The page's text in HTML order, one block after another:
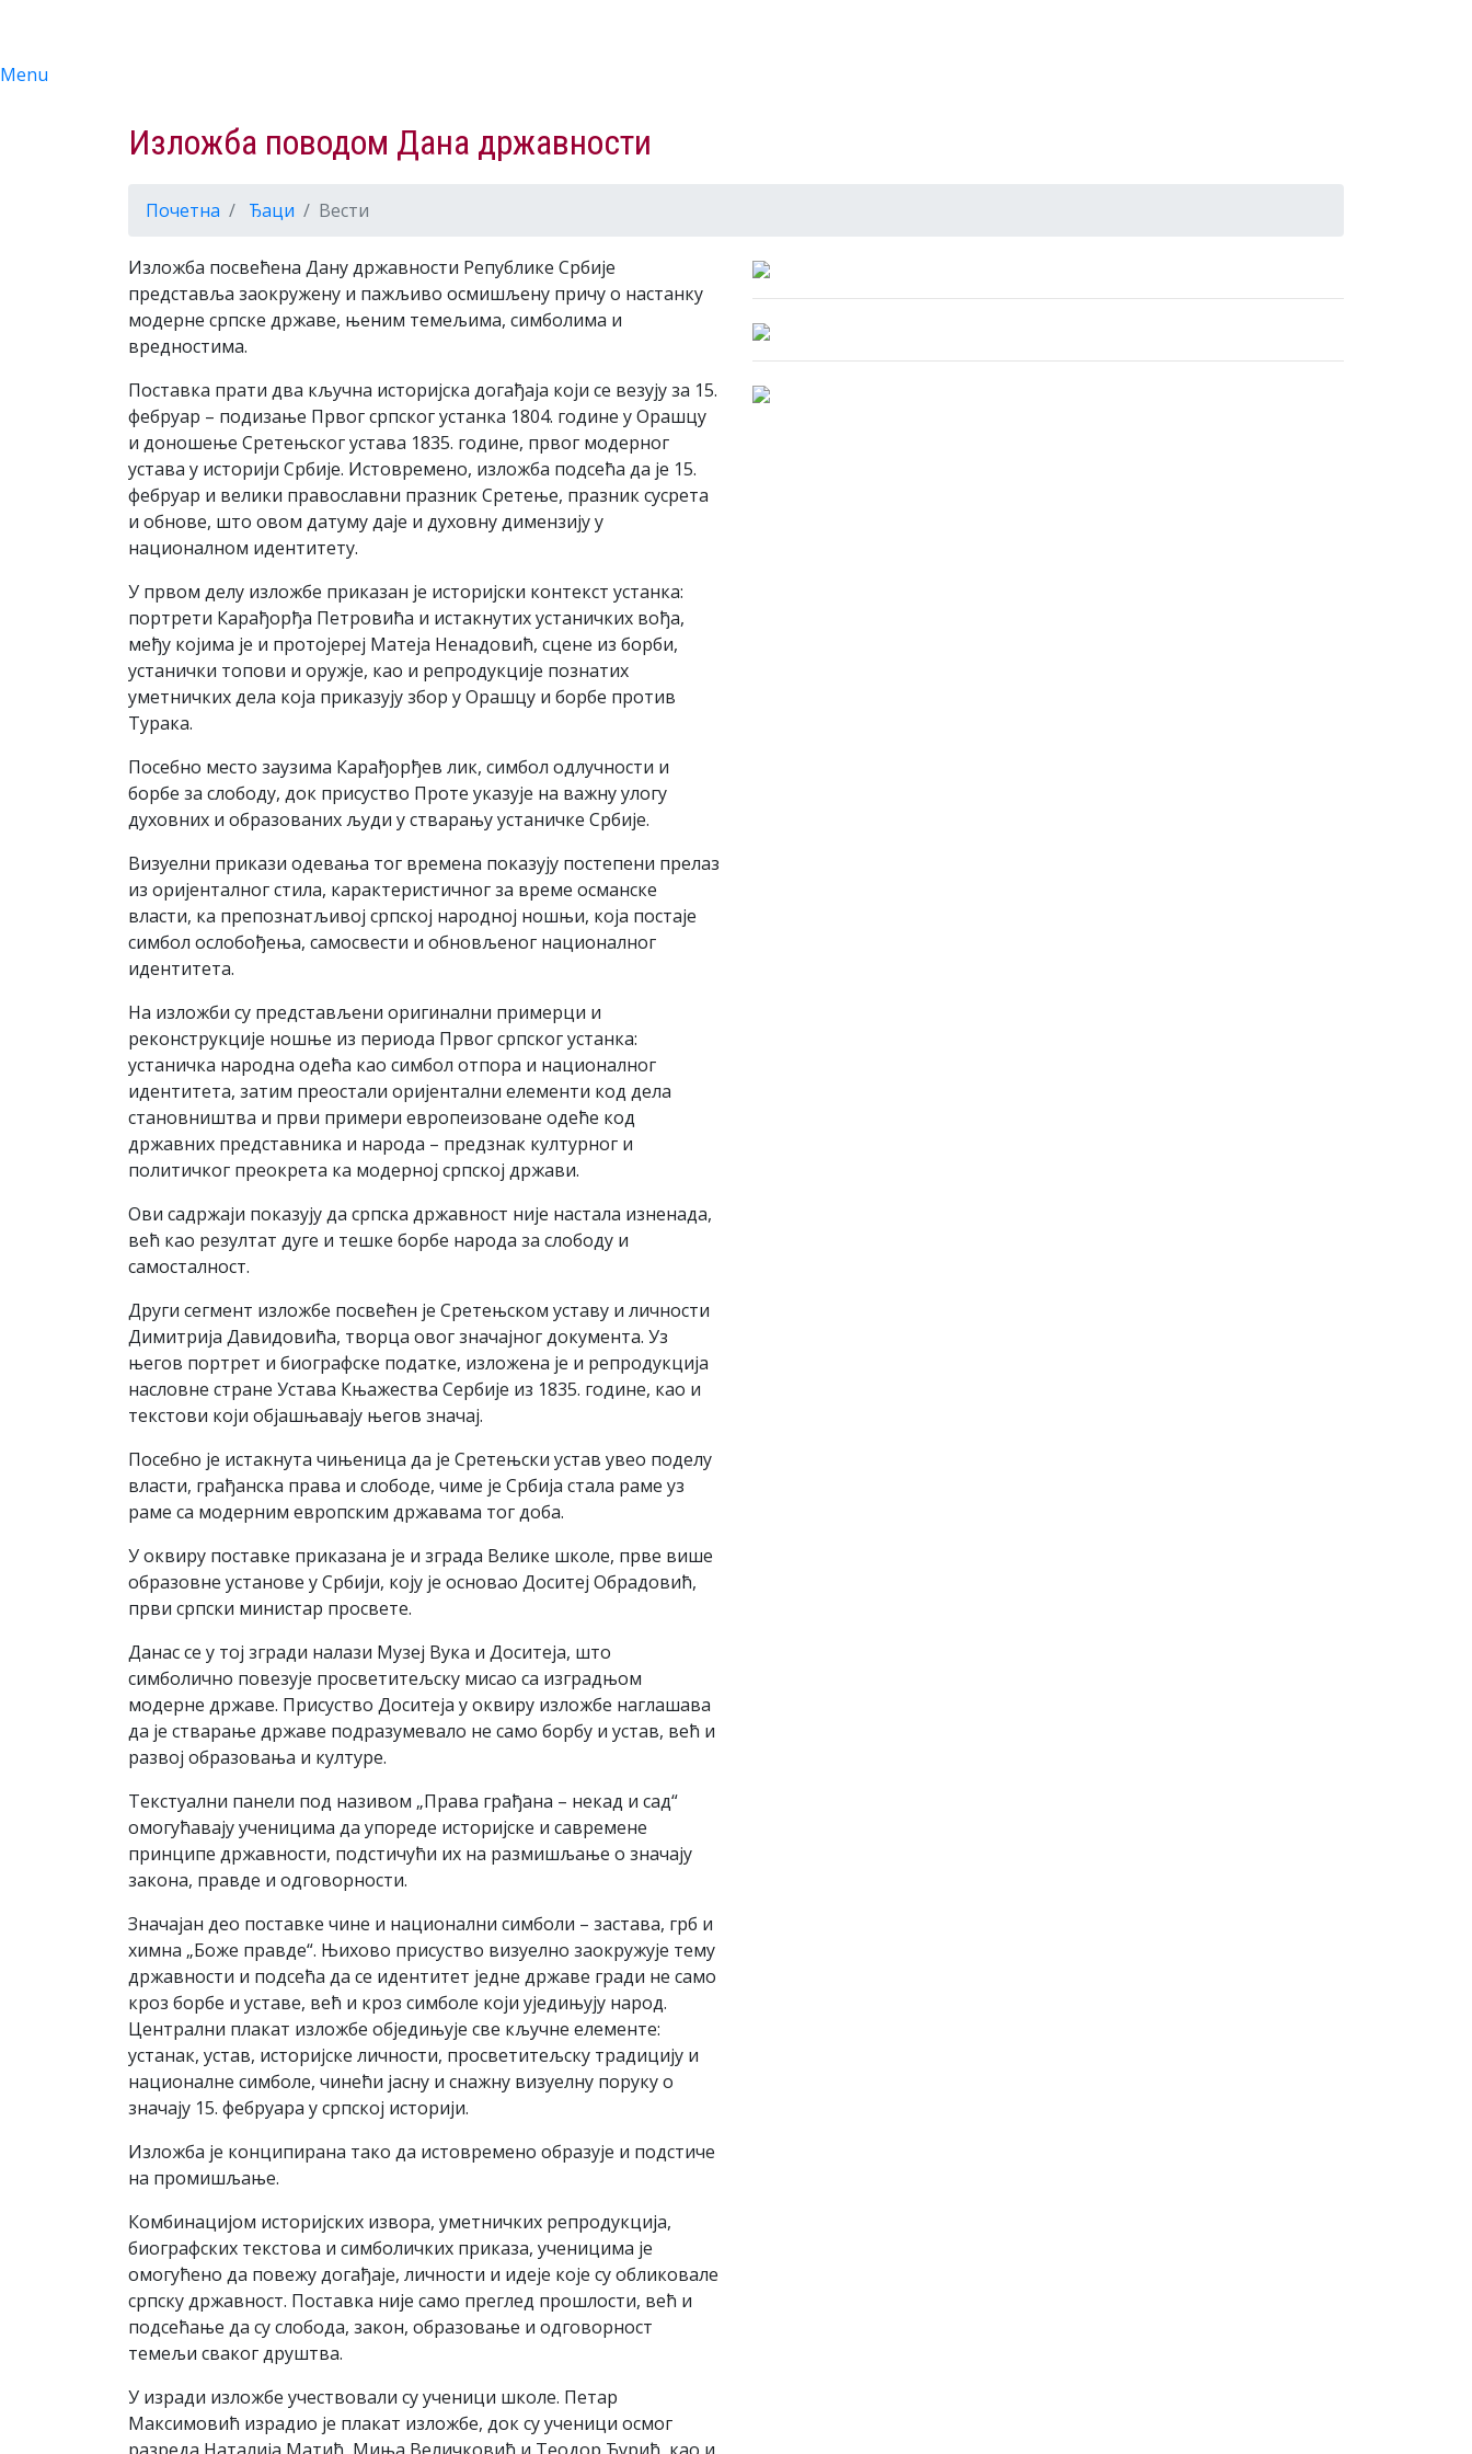
Menu
Изложба поводом Дана државности
Почетна Ђаци Вести
Изложба посвећена Дану државности Републике Србије
представља заокружену и пажљиво осмишљену причу о настанку
модерне српске државе, њеним темељима, симболима и
вредностима.
Поставка прати два кључна историјска догађаја који се везују за 15.
фебруар – подизање Првог српског устанка 1804. године у Орашцу
и доношење Сретењског устава 1835. године, првог модерног
устава у историји Србије. Истовремено, изложба подсећа да је 15.
фебруар и велики православни празник Сретење, празник сусрета
и обнове, што овом датуму даје и духовну димензију у
националном идентитету.
У првом делу изложбе приказан је историјски контекст устанка:
портрети Карађорђа Петровића и истакнутих устаничких вођа,
међу којима је и протојереј Матеја Ненадовић, сцене из борби,
устанички топови и оружје, као и репродукције познатих
уметничких дела која приказују збор у Орашцу и борбе против
Турака.
Посебно место заузима Карађорђев лик, симбол одлучности и
борбе за слободу, док присуство Проте указује на важну улогу
духовних и образованих људи у стварању устаничке Србије.
Визуелни прикази одевања тог времена показују постепени прелаз
из оријенталног стила, карактеристичног за време османске
власти, ка препознатљивој српској народној ношњи, која постаје
симбол ослобођења, самосвести и обновљеног националног
идентитета.
На изложби су представљени оригинални примерци и
реконструкције ношње из периода Првог српског устанка:
устаничка народна одећа као симбол отпора и националног
идентитета, затим преостали оријентални елементи код дела
становништва и први примери европеизоване одеће код
државних представника и народа – предзнак културног и
политичког преокрета ка модерној српској држави.
Ови садржаји показују да српска државност није настала изненада,
већ као резултат дуге и тешке борбе народа за слободу и
самосталност.
Други сегмент изложбе посвећен је Сретењском уставу и личности
Димитрија Давидовића, творца овог значајног документа. Уз
његов портрет и биографске податке, изложена је и репродукција
насловне стране Устава Књажества Сербије из 1835. године, као и
текстови који објашњавају његов значај.
Посебно је истакнута чињеница да је Сретењски устав увео поделу
власти, грађанска права и слободе, чиме је Србија стала раме уз
раме са модерним европским државама тог доба.
У оквиру поставке приказана је и зграда Велике школе, прве више
образовне установе у Србији, коју је основао Доситеј Обрадовић,
први српски министар просвете.
Данас се у тој згради налази Музеј Вука и Доситеја, што
симболично повезује просветитељску мисао са изградњом
модерне државе. Присуство Доситеја у оквиру изложбе наглашава
да је стварање државе подразумевало не само борбу и устав, већ и
развој образовања и културе.
Текстуални панели под називом „Права грађана – некад и сад“
омогућавају ученицима да упореде историјске и савремене
принципе државности, подстичући их на размишљање о значају
закона, правде и одговорности.
Значајан део поставке чине и национални симболи – застава, грб и
химна „Боже правде“. Њихово присуство визуелно заокружује тему
државности и подсећа да се идентитет једне државе гради не само
кроз борбе и уставе, већ и кроз симболе који уједињују народ.
Централни плакат изложбе обједињује све кључне елементе:
устанак, устав, историјске личности, просветитељску традицију и
националне симболе, чинећи јасну и снажну визуелну поруку о
значају 15. фебруара у српској историји.
Изложба је конципирана тако да истовремено образује и подстиче
на промишљање.
Комбинацијом историјских извора, уметничких репродукција,
биографских текстова и симболичких приказа, ученицима је
омогућено да повежу догађаје, личности и идеје које су обликовале
српску државност. Поставка није само преглед прошлости, већ и
подсећање да су слобода, закон, образовање и одговорност
темељи сваког друштва.
У изради изложбе учествовали су ученици школе. Петар
Максимовић израдио је плакат изложбе, док су ученици осмог